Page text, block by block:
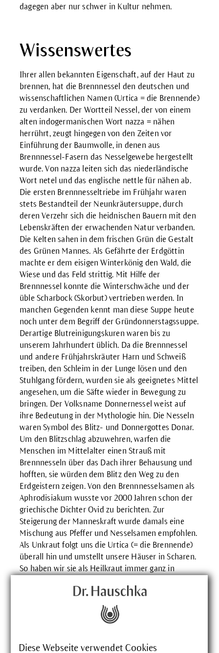
Diese Webseite verwendet Cookies
dagegen aber nur schwer in Kultur nehmen.
Wissenswertes
Ihrer allen bekannten Eigenschaft, auf der Haut zu
brennen, hat die Brennnessel den deutschen und
wissenschaftlichen Namen (Urtica = die Brennende)
zu verdanken. Der Wortteil Nessel, der von einem
alten indogermanischen Wort nazza = nähen
herrührt, zeugt hingegen von den Zeiten vor
Einführung der Baumwolle, in denen aus
Brennnessel-Fasern das Nesselgewebe hergestellt
wurde. Von nazza leiten sich das niederländische
Wort netel und das englische nettle für nähen ab.
Die ersten Brennnesseltriebe im Frühjahr waren
stets Bestandteil der Neunkräutersuppe, durch
deren Verzehr sich die heidnischen Bauern mit den
Lebenskräften der erwachenden Natur verbanden.
Die Kelten sahen in dem frischen Grün die Gestalt
des Grünen Mannes. Als Gefährte der Erdgöttin
machte er dem eisigen Winterkönig den Wald, die
Wiese und das Feld strittig. Mit Hilfe der
Brennnessel konnte die Winterschwäche und der
üble Scharbock (Skorbut) vertrieben werden. In
manchen Gegenden kennt man diese Suppe heute
noch unter dem Begriff der Gründonnerstagssuppe.
Derartige Blutreinigungskuren waren bis zu
unserem Jahrhundert üblich. Da die Brennnessel
und andere Frühjahrskräuter Harn und Schweiß
treiben, den Schleim in der Lunge lösen und den
Stuhlgang fördern, wurden sie als geeignetes Mittel
angesehen, um die Säfte wieder in Bewegung zu
bringen. Der Volksname Donnernessel weist auf
ihre Bedeutung in der Mythologie hin. Die Nesseln
waren Symbol des Blitz- und Donnergottes Donar.
Um den Blitzschlag abzuwehren, warfen die
Menschen im Mittelalter einen Strauß mit
Brennnesseln über das Dach ihrer Behausung und
hofften, sie würden dem Blitz den Weg zu den
Erdgeistern zeigen. Von den Brennnesselsamen als
Aphrodisiakum wusste vor 2000 Jahren schon der
griechische Dichter Ovid zu berichten. Zur
Steigerung der Manneskraft wurde damals eine
Mischung aus Pfeffer und Nesselsamen empfohlen.
Als Unkraut folgt uns die Urtica (= die Brennende)
überall hin und umstellt unsere Häuser in Scharen.
So haben wir sie als Heilkraut immer ganz in
Schönheit wird die Brennnessel von den schönsten
Schmetterlingen umschwärmt. Die Raupen des
Kleinen Fuchses, des Tagpfauenauges und des